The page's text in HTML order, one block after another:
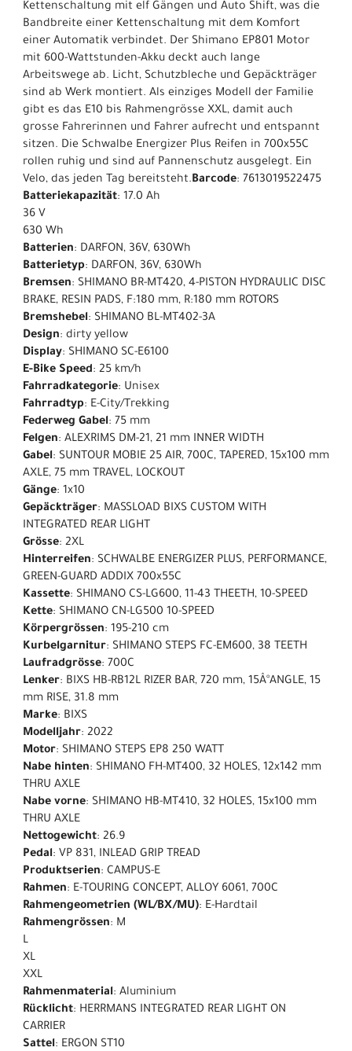
Kettenschaltung mit elf Gängen und Auto Shift, was die
Bandbreite einer Kettenschaltung mit dem Komfort
einer Automatik verbindet. Der Shimano EP801 Motor
mit 600-Wattstunden-Akku deckt auch lange
Arbeitswege ab. Licht, Schutzbleche und Gepäckträger
sind ab Werk montiert. Als einziges Modell der Familie
gibt es das E10 bis Rahmengrösse XXL, damit auch
grosse Fahrerinnen und Fahrer aufrecht und entspannt
sitzen. Die Schwalbe Energizer Plus Reifen in 700x55C
rollen ruhig und sind auf Pannenschutz ausgelegt. Ein
Velo, das jeden Tag bereitsteht.Barcode: 7613019522475
Batteriekapazität: 17.0 Ah
36 V
630 Wh
Batterien: DARFON, 36V, 630Wh
Batterietyp: DARFON, 36V, 630Wh
Bremsen: SHIMANO BR-MT420, 4-PISTON HYDRAULIC DISC
BRAKE, RESIN PADS, F:180 mm, R:180 mm ROTORS
Bremshebel: SHIMANO BL-MT402-3A
Design: dirty yellow
Display: SHIMANO SC-E6100
E-Bike Speed: 25 km/h
Fahrradkategorie: Unisex
Fahrradtyp: E-City/Trekking
Federweg Gabel: 75 mm
Felgen: ALEXRIMS DM-21, 21 mm INNER WIDTH
Gabel: SUNTOUR MOBIE 25 AIR, 700C, TAPERED, 15x100 mm
AXLE, 75 mm TRAVEL, LOCKOUT
Gänge: 1x10
Gepäckträger: MASSLOAD BIXS CUSTOM WITH
INTEGRATED REAR LIGHT
Grösse: 2XL
Hinterreifen: SCHWALBE ENERGIZER PLUS, PERFORMANCE,
GREEN-GUARD ADDIX 700x55C
Kassette: SHIMANO CS-LG600, 11-43 THEETH, 10-SPEED
Kette: SHIMANO CN-LG500 10-SPEED
Körpergrössen: 195-210 cm
Kurbelgarnitur: SHIMANO STEPS FC-EM600, 38 TEETH
Laufradgrösse: 700C
Lenker: BIXS HB-RB12L RIZER BAR, 720 mm, 15Â°ANGLE, 15
mm RISE, 31.8 mm
Marke: BIXS
Modelljahr: 2022
Motor: SHIMANO STEPS EP8 250 WATT
Nabe hinten: SHIMANO FH-MT400, 32 HOLES, 12x142 mm
THRU AXLE
Nabe vorne: SHIMANO HB-MT410, 32 HOLES, 15x100 mm
THRU AXLE
Nettogewicht: 26.9
Pedal: VP 831, INLEAD GRIP TREAD
Produktserien: CAMPUS-E
Rahmen: E-TOURING CONCEPT, ALLOY 6061, 700C
Rahmengeometrien (WL/BX/MU): E-Hardtail
Rahmengrössen: M
L
XL
XXL
Rahmenmaterial: Aluminium
Rücklicht: HERRMANS INTEGRATED REAR LIGHT ON
CARRIER
Sattel: ERGON ST10